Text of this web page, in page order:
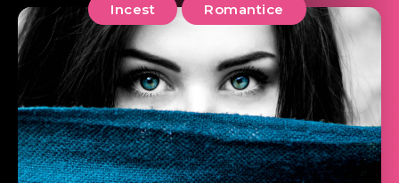
Incest Romantice